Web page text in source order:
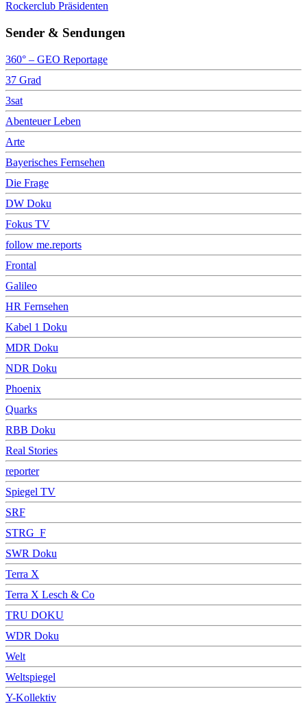
Rockerclub Präsidenten
Sender & Sendungen
360° – GEO Reportage
37 Grad
3sat
Abenteuer Leben
Arte
Bayerisches Fernsehen
Die Frage
DW Doku
Fokus TV
follow me.reports
Frontal
Galileo
HR Fernsehen
Kabel 1 Doku
MDR Doku
NDR Doku
Phoenix
Quarks
RBB Doku
Real Stories
reporter
Spiegel TV
SRF
STRG_F
SWR Doku
Terra X
Terra X Lesch & Co
TRU DOKU
WDR Doku
Welt
Weltspiegel
Y-Kollektiv